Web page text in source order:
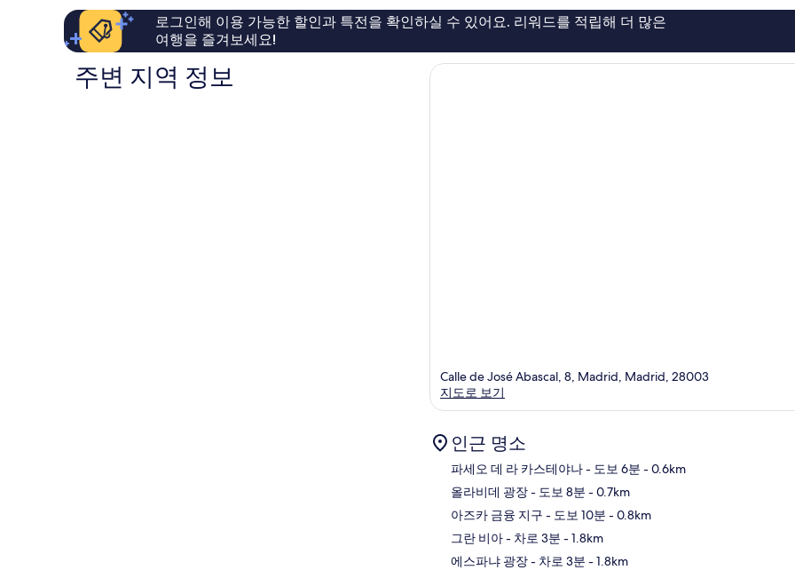
이
후
기
1,000
용
후
444
틴
해
요,
로그인해 이용 가능한 할인과 특전을 확인하실 수 있어요. 리워드를 적립해 더 많은
여행을 즐겨보세요!
주변 지역 정보
Calle de José Abascal, 8, Madrid, Madrid, 28003
지도로 보기
인근 명소
파세오 데 라 카스테야나- 도보 6분 - 0.6km
올라비데 광장- 도보 8분 - 0.7km
아즈카 금융 지구 - 도보 10분 - 0.8km
그란 비아- 차로 3분 - 1.8km
에스파냐 광장- 차로 3분 - 1.8km